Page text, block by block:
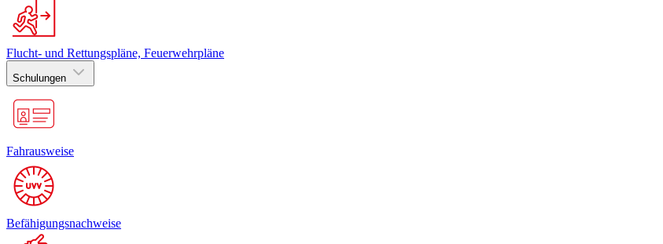
Flucht- und Rettungspläne, Feuerwehrpläne
Schulungen
Fahrausweise
Befähigungsnachweise